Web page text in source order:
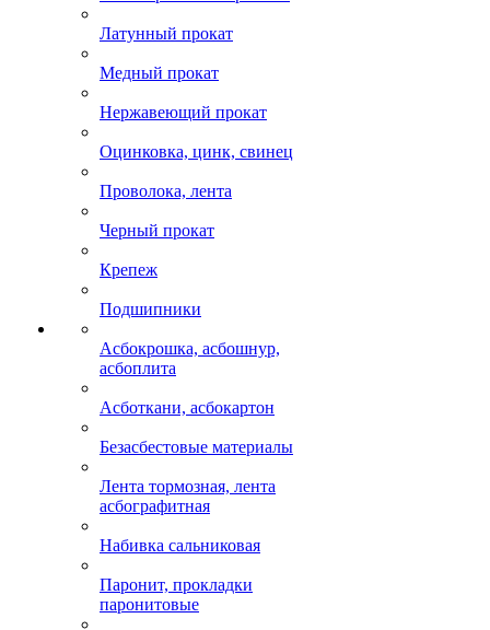
Латунный прокат
Медный прокат
Нержавеющий прокат
Оцинковка, цинк, свинец
Проволока, лента
Черный прокат
Крепеж
Подшипники
Асбокрошка, асбошнур,
асбоплита
Асботкани, асбокартон
Безасбестовые материалы
Лента тормозная, лента
асбографитная
Набивка сальниковая
Паронит, прокладки
паронитовые